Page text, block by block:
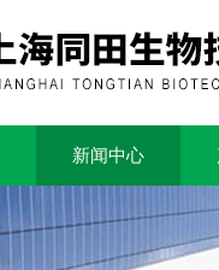
新闻中心